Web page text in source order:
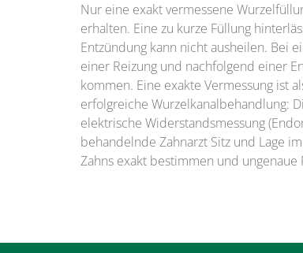
Nur eine exakt vermessene
erhalten. Eine zu kurze Füllung
Entzündung kann nicht ausheilen. Bei
einer Reizung und nachfolgend einer
kommen. Eine exakte Vermessung ist
erfolgreiche Wurzelkanalbehandlung:
elektrische Widerstandsmessung
behandelnde Zahnarzt Sitz und Lage
Zahns exakt bestimmen und